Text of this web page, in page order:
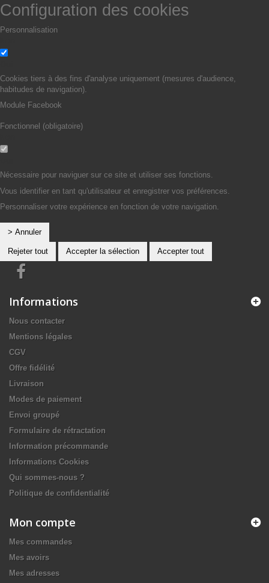
Configuration des cookies
Personnalisation
Cookies tiers à des fins d'analyse uniquement (mesures d'audience,
habitudes de navigation).
Module Facebook
Fonctionnel (obligatoire)
Nécessaire pour naviguer sur ce site et utiliser ses fonctions.
Vous identifier en tant qu'utilisateur et enregistrer vos préférences.
Personnaliser votre expérience en fonction de votre navigation.
> Annuler
Rejeter tout Accepter la sélection Accepter tout
Informations
Nous contacter
Mentions légales
CGV
Offre fidélité
Livraison
Modes de paiement
Envoi groupé
Formulaire de rétractation
Information précommande
Informations Cookies
Qui sommes-nous ?
Politique de confidentialité
Mon compte
Mes commandes
Mes avoirs
Mes adresses